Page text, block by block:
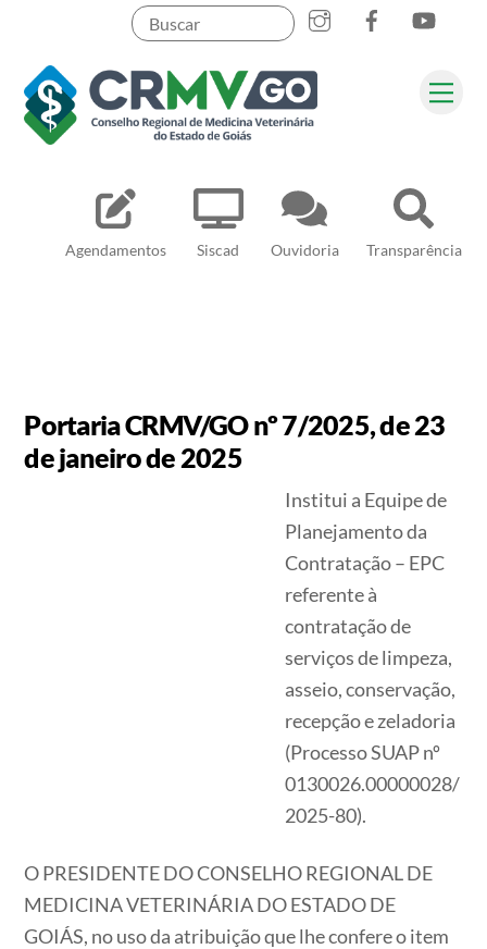
content
Agendamentos Siscad Ouvidoria Transparência
Pesquisar
Portaria CRMV/GO nº 7/2025, de 23
de janeiro de 2025
Institui a Equipe de
Planejamento da
Contratação – EPC
referente à
contratação de
serviços de limpeza,
asseio, conservação,
recepção e zeladoria
(Processo SUAP nº
0130026.00000028/
2025-80).
O PRESIDENTE DO CONSELHO REGIONAL DE
MEDICINA VETERINÁRIA DO ESTADO DE
GOIÁS, no uso da atribuição que lhe confere o item